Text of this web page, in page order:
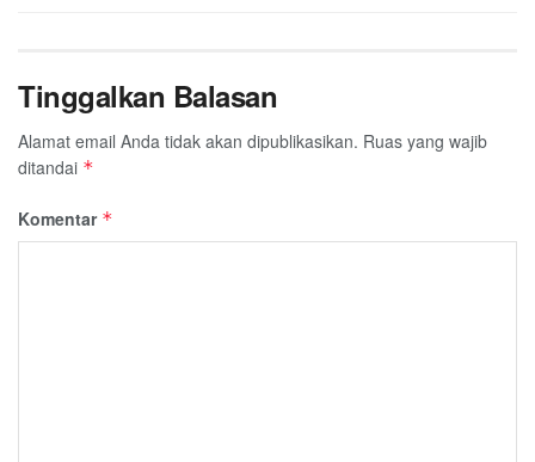
Tinggalkan Balasan
Alamat email Anda tidak akan dipublikasikan. Ruas yang wajib
ditandai *
Komentar *